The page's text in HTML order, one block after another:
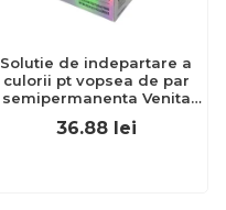
Solutie de indepartare a
culorii pt vopsea de par
semipermanenta Venita
Hair Color Remover, 115ml
15 ml
36.88 lei